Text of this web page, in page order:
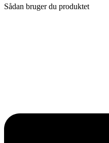
Sådan bruger du produktet